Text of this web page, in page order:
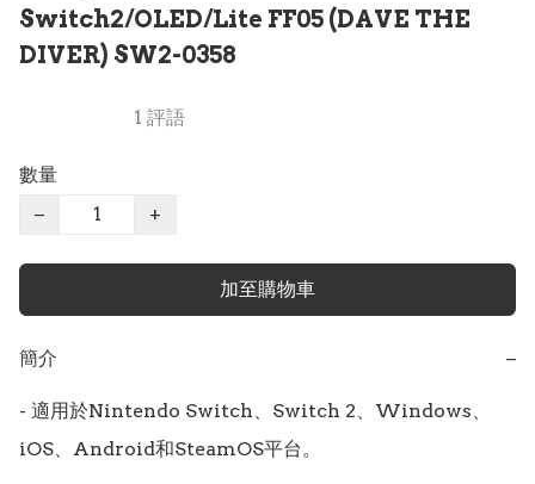
Switch2/OLED/Lite FF05 (DAVE THE
DIVER) SW2-0358
1 評語
數量
−
+
加至購物車
簡介 −
- 適用於Nintendo Switch、Switch 2、Windows、
iOS、Android和SteamOS平台。